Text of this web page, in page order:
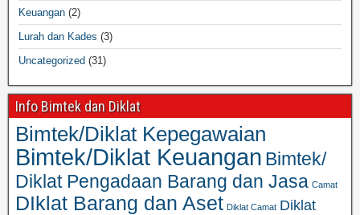
Keuangan (2)
Lurah dan Kades (3)
Uncategorized (31)
Info Bimtek dan Diklat
Bimtek/Diklat Kepegawaian
Bimtek/Diklat Keuangan Bimtek/
Diklat Pengadaan Barang dan Jasa Camat
DIklat Barang dan Aset Diklat Camat Diklat